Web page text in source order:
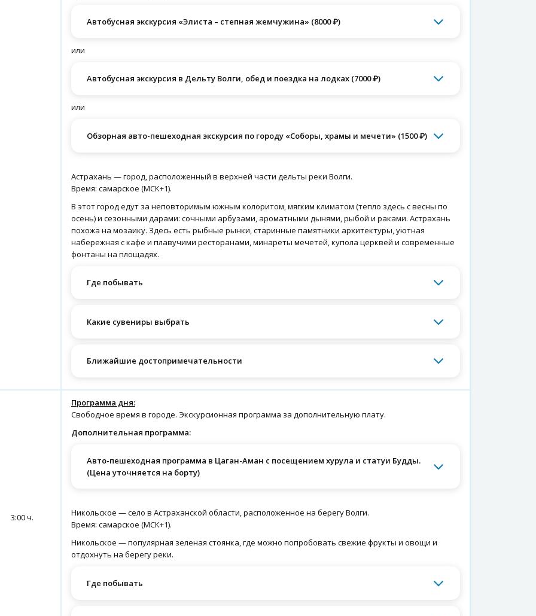
Автобусная экскурсия «Элиста – степная жемчужина» (8000 ₽)
или
Автобусная экскурсия в Дельту Волги, обед и поездка на лодках (7000 ₽)
или
Обзорная авто-пешеходная экскурсия по городу «Соборы, храмы и мечети» (1500 ₽)
Астрахань — город, расположенный в верхней части дельты реки Волги.
Время: самарское (МСК+1).
В этот город едут за неповторимым южным колоритом, мягким климатом (тепло здесь с весны по
осень) и сезонными дарами: сочными арбузами, ароматными дынями, рыбой и раками. Астрахань
похожа на мозаику. Здесь есть рыбные рынки, старинные памятники архитектуры, уютная
набережная с кафе и плавучими ресторанами, минареты мечетей, купола церквей и современные
фонтаны на площадях.
Где побывать
Какие сувениры выбрать
Ближайшие достопримечательности
3:00 ч.
Программа дня:
Свободное время в городе. Экскурсионная программа за дополнительную плату.
Дополнительная программа:
Авто-пешеходная программа в Цаган-Аман с посещением хурула и статуи Будды.
(Цена уточняется на борту)
Никольское — село в Астраханской области, расположенное на берегу Волги.
Время: самарское (МСК+1).
Никольское — популярная зеленая стоянка, где можно попробовать свежие фрукты и овощи и
отдохнуть на берегу реки.
Где побывать